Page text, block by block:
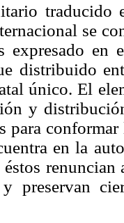
traducido
se
expresado
distribuido
único. El
y
para
en la
éstos
preservan